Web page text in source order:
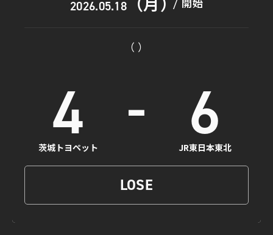
2026.05.18 /
（ ）
茨城トヨペット
4 - 6
JR東日本東北
LOSE